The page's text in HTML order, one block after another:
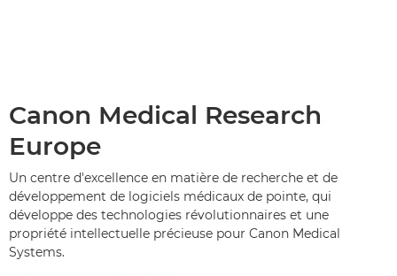
Canon Medical Research
Europe
Un centre d'excellence en matière de recherche et de
développement de logiciels médicaux de pointe, qui
développe des technologies révolutionnaires et une
propriété intellectuelle précieuse pour Canon Medical
Systems.